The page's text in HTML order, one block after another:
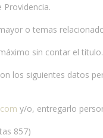
o temas
sin contar el título.
los siguientes datos
y/o, entregarlo
857)